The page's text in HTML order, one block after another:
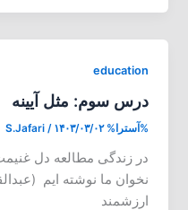
education
درس سوم: مثل آیینه
%آسترا% S.Jafari / ۱۴۰۳/۰۳/۰۲
در زندگی مطالعه دل
نخوان ما نوشته ایم
ارزشمند